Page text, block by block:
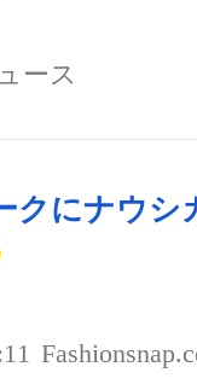
ース
クにナウシ